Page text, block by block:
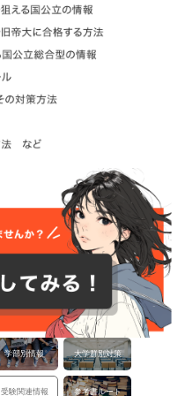
学部別情報 大学群別対策
受験関連情報 参考書ルート